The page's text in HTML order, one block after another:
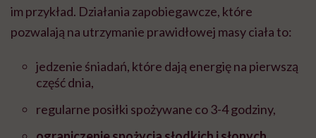
im przykład. Działania zapobiegawcze, które
pozwalają na utrzymanie prawidłowej masy ciała to:
jedzenie śniadań, które dają energię na pierwszą
część dnia,
regularne posiłki spożywane co 3-4 godziny,